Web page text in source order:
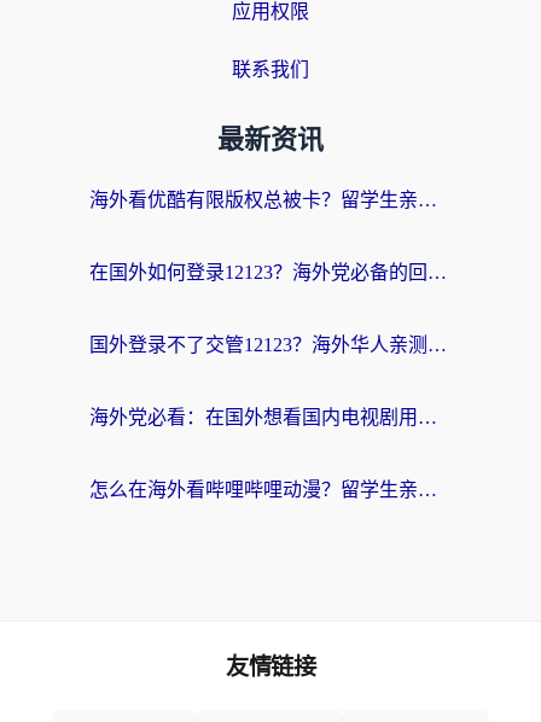
应用权限
联系我们
最新资讯
海外看优酷有限版权总被卡？留学生亲测有效的回国加速器选择指南
在国外如何登录12123？海外党必备的回国加速实用指南
国外登录不了交管12123？海外华人亲测有效的回国加速器选择指南
海外党必看：在国外想看国内电视剧用什么软件？3步解决地域限制
怎么在海外看哔哩哔哩动漫？留学生亲测有效的回国加速方案
友情链接